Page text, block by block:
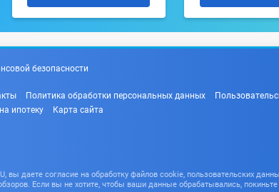
безопасности
Политика обработки персональных данных
ипотеку Карта сайта
вы даете согласие на обработку файлов cookie, пользовательских
Если вы не хотите, чтобы ваши данные обрабатывались, покиньте